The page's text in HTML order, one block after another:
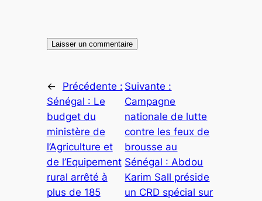
←
Précédente :
Sénégal : Le
budget du
ministère de
l’Agriculture et
de l’Equipement
rural arrêté à
plus de 185
Suivante :
Campagne
nationale de lutte
contre les feux de
brousse au
Sénégal : Abdou
Karim Sall préside
un CRD spécial sur